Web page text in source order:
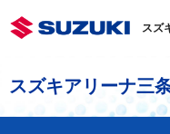
スズ
スズキアリーナ三